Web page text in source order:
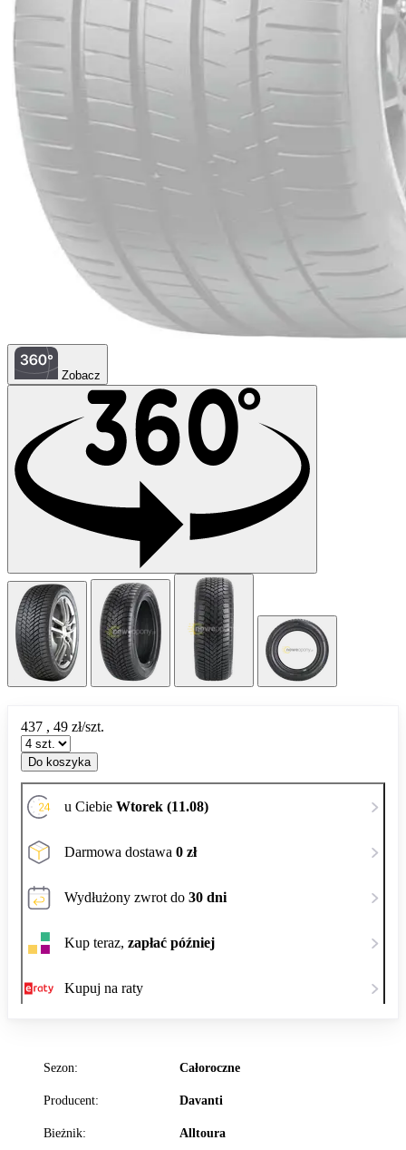
Zobacz
Sezon: Całoroczne
Producent: Davanti
Bieżnik: Alltoura
437 , 49 zł/szt.
Do koszyka
u Ciebie Wtorek (11.08)
Darmowa dostawa 0 zł
Wydłużony zwrot do 30 dni
Kup teraz, zapłać później
Kupuj na raty